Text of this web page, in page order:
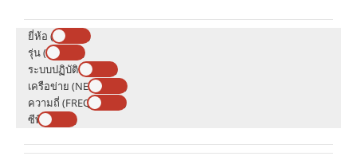
ยี่ห้อ (BRAND)
รุ่น (MODEL)
ระบบปฏิบัติการ (OS)
เครือข่าย (NETWORK)
ความถี่ (FREQUENCY)
ซีพียู (CPU)